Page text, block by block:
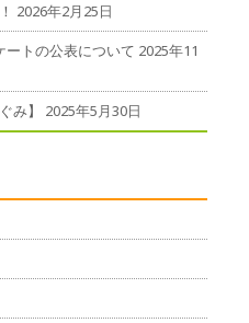
2026年2月25日
トの公表について 2025年11
み】
2025年5月30日